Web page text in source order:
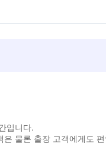
입니다.
물론 출장 고객에게도